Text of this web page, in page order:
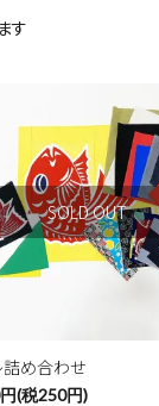
す
SOLD OUT
詰め合わせ
(税250円)